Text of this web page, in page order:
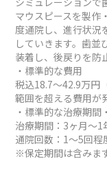
マウスピースを製作
度通院し、進行状況
していきます。歯並
装着し、後戻りを防
・標準的な費用
税込18.7～42.9万円
範囲を超える費用が
・標準的な治療期間
治療期間：3ヶ月～1
通院回数：1～5回程
※保定期間は含みます